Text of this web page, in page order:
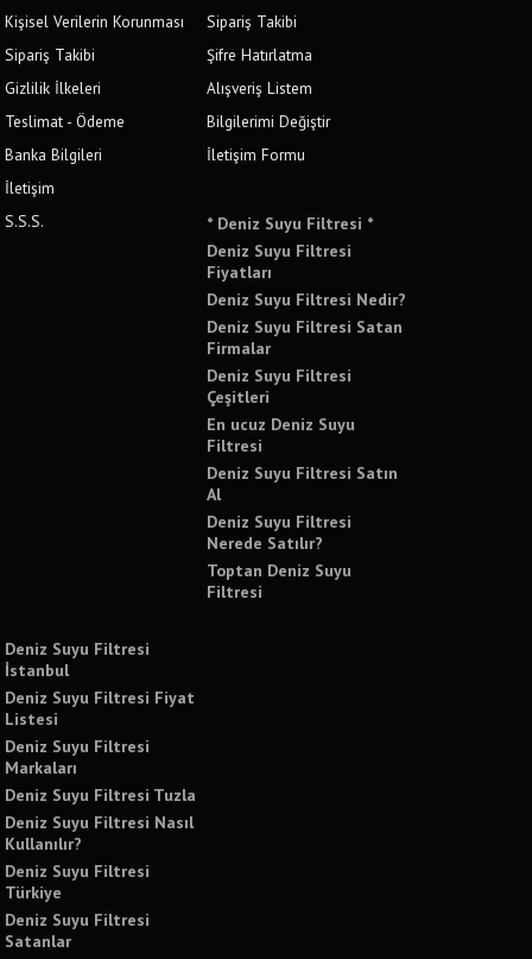
Kişisel Verilerin Korunması
Sipariş Takibi
Gizlilik İlkeleri
Teslimat - Ödeme
Banka Bilgileri
İletişim
S.S.S.
Sipariş Takibi
Şifre Hatırlatma
Alışveriş Listem
Bilgilerimi Değiştir
İletişim Formu
* Deniz Suyu Filtresi *
Deniz Suyu Filtresi
Fiyatları
Deniz Suyu Filtresi Nedir?
Deniz Suyu Filtresi Satan
Firmalar
Deniz Suyu Filtresi
Çeşitleri
En ucuz Deniz Suyu
Filtresi
Deniz Suyu Filtresi Satın
Al
Deniz Suyu Filtresi
Nerede Satılır?
Toptan Deniz Suyu
Filtresi
Deniz Suyu Filtresi
İstanbul
Deniz Suyu Filtresi Fiyat
Listesi
Deniz Suyu Filtresi
Markaları
Deniz Suyu Filtresi Tuzla
Deniz Suyu Filtresi Nasıl
Kullanılır?
Deniz Suyu Filtresi
Türkiye
Deniz Suyu Filtresi
Satanlar